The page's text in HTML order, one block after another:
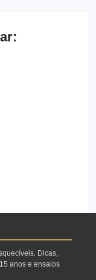
Dicas,
anos e ensaios